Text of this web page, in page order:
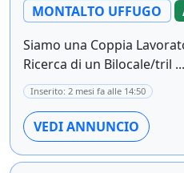
MONTALTO UFFUGO
Siamo una Coppia
Ricerca di un Bilocale/tril ...
Inserito: 2 mesi fa alle 14:50
VEDI ANNUNCIO